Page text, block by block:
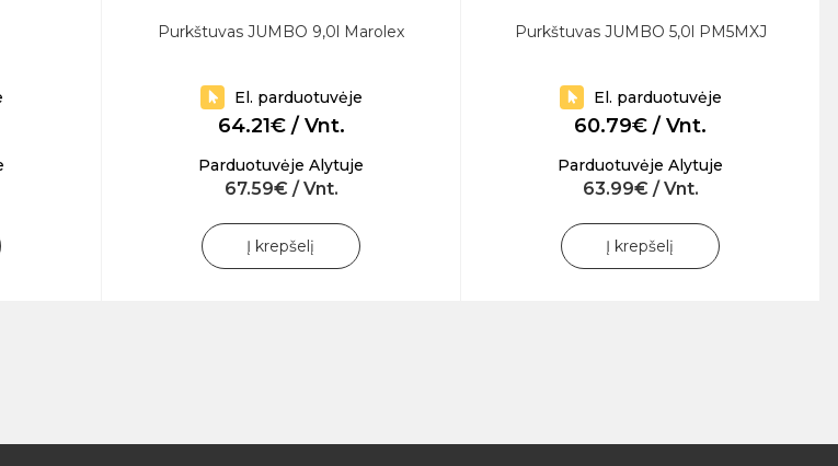
Purkštuvas JUMBO 9,0l Marolex
El. parduotuvėje
64.21€ / Vnt.
Parduotuvėje Alytuje
67.59€ / Vnt.
Į krepšelį
Purkštuvas JUMBO 5,0l PM5MXJ
El. parduotuvėje
60.79€ / Vnt.
Parduotuvėje Alytuje
63.99€ / Vnt.
Į krepšelį